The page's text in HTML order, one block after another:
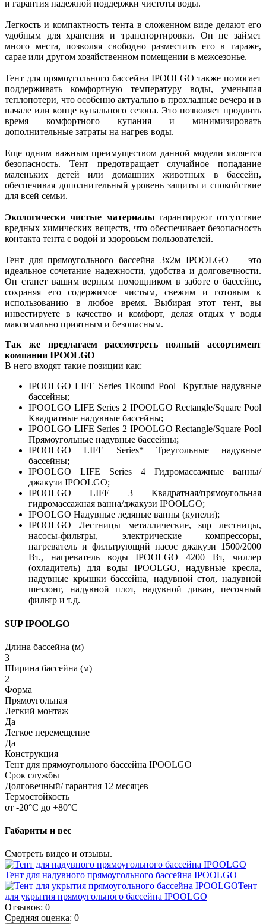
и гарантия надежной поддержки чистоты воды.
Легкость и компактность тента в сложенном виде делают его
удобным для хранения и транспортировки. Он не займет
много места, позволяя свободно разместить его в гараже,
сарае или другом хозяйственном помещении в межсезонье.
Тент для прямоугольного бассейна IPOOLGO также помогает
поддерживать комфортную температуру воды, уменьшая
теплопотери, что особенно актуально в прохладные вечера и в
начале или конце купального сезона. Это позволяет продлить
время комфортного купания и минимизировать
дополнительные затраты на нагрев воды.
Еще одним важным преимуществом данной модели является
безопасность. Тент предотвращает случайное попадание
маленьких детей или домашних животных в бассейн,
обеспечивая дополнительный уровень защиты и спокойствие
для всей семьи.
Экологически чистые материалы гарантируют отсутствие
вредных химических веществ, что обеспечивает безопасность
контакта тента с водой и здоровьем пользователей.
Тент для прямоугольного бассейна 3х2м IPOOLGO — это
идеальное сочетание надежности, удобства и долговечности.
Он станет вашим верным помощником в заботе о бассейне,
сохраняя его содержимое чистым, свежим и готовым к
использованию в любое время. Выбирая этот тент, вы
инвестируете в качество и комфорт, делая отдых у воды
максимально приятным и безопасным.
Так же предлагаем рассмотреть полный ассортимент
компании IPOOLGO
В него входят такие позиции как:
IPOOLGO LIFE Series 1Round Pool Круглые надувные
бассейны;
IPOOLGO LIFE Series 2 IPOOLGO Rectangle/Square Pool
Квадратные надувные бассейны;
IPOOLGO LIFE Series 2 IPOOLGO Rectangle/Square Pool
Прямоугольные надувные бассейны;
IPOOLGO LIFE Series* Треугольные надувные
бассейны;
IPOOLGO LIFE Series 4 Гидромассажные ванны/
джакузи IPOOLGO;
IPOOLGO LIFE 3 Квадратная/прямоугольная
гидромассажная ванна/джакузи IPOOLGO;
IPOOLGO Надувные ледяные ванны (купели);
IPOOLGO Лестницы металлические, sup лестницы,
насосы-фильтры, электрические компрессоры,
нагреватель и фильтрующий насос джакузи 1500/2000
Вт., нагреватель воды IPOOLGO 4200 Вт, чиллер
(охладитель) для воды IPOOLGO, надувные кресла,
надувные крышки бассейна, надувной стол, надувной
шезлонг, надувной плот, надувной диван, песочный
фильтр и т.д.
SUP IPOOLGO
Длина бассейна (м)
3
Ширина бассейна (м)
2
Форма
Прямоугольная
Легкий монтаж
Да
Легкое перемещение
Да
Конструкция
Тент для прямоугольного бассейна IPOOLGO
Срок службы
Долговечный/ гарантия 12 месяцев
Термостойкость
от -20°C до +80°C
Габариты и вес
Смотреть видео и отзывы.
Тент для надувного прямоугольного бассейна IPOOLGO
Тент
для укрытия прямоугольного бассейна IPOOLGO
Отзывов: 0
Средняя оценка: 0